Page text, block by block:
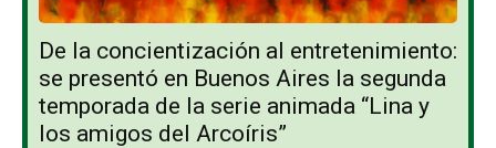
De la concientización al entretenimiento:
se presentó en Buenos Aires la segunda
temporada de la serie animada “Lina y
los amigos del Arcoíris”